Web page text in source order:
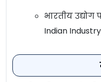
भारतीय
Indian